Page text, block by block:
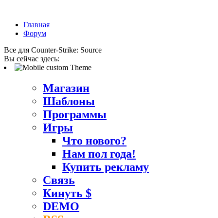
Главная
Форум
Все для Counter-Strike: Source
Вы сейчас здесь:
Магазин
Шаблоны
Программы
Игры
Что нового?
Нам пол года!
Купить рекламу
Связь
Кинуть $
DEMO